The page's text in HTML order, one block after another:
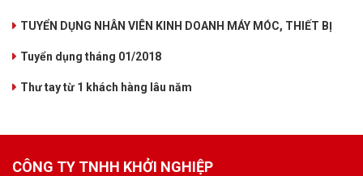
TUYỂN DỤNG NHÂN VIÊN KINH DOANH MÁY MÓC, THIẾT BỊ
Tuyển dụng tháng 01/2018
Thư tay từ 1 khách hàng lâu năm
CÔNG TY TNHH KHỞI NGHIỆP